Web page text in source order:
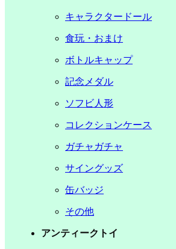
キャラクタードール
食玩・おまけ
ボトルキャップ
記念メダル
ソフビ人形
コレクションケース
ガチャガチャ
サイングッズ
缶バッジ
その他
アンティークトイ